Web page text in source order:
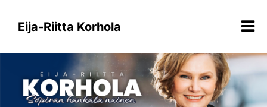
sisältöönEija-Riitta Korhola